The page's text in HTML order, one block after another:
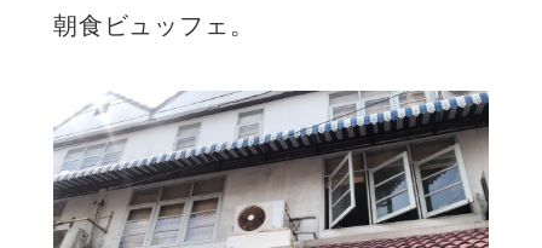
朝食ビュッフェ。